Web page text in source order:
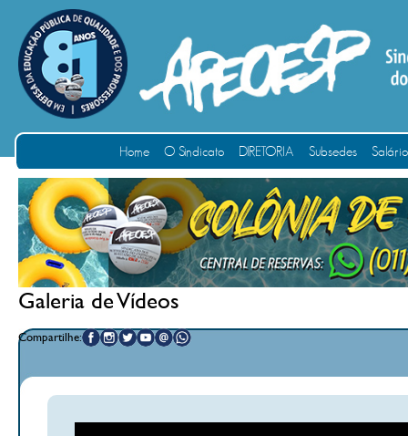
Home O Sindicato DIRETORIA Subsedes
Galeria de Vídeos
Compartilhe: